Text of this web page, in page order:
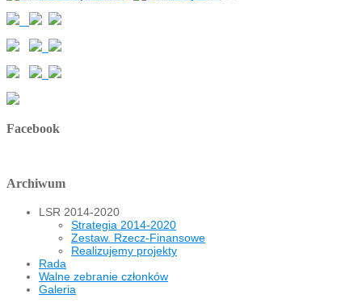
Facebook
Archiwum
LSR 2014-2020
Strategia 2014-2020
Zestaw. Rzecz-Finansowe
Realizujemy projekty
Rada
Walne zebranie członków
Galeria